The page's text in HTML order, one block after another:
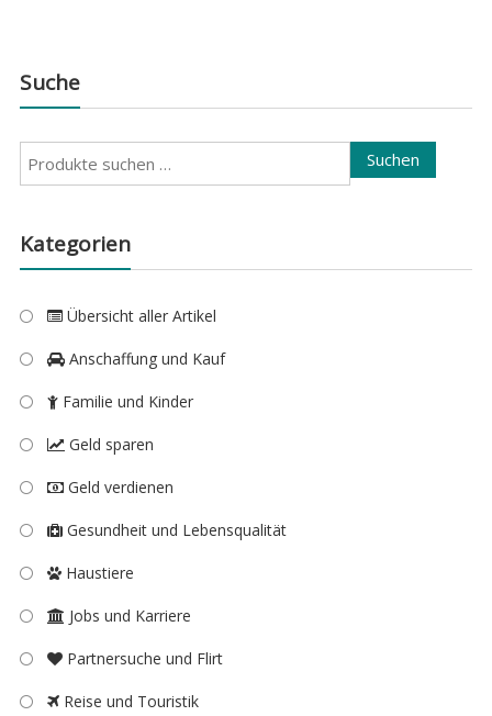
Suche
Suchen
nach:
Suchen
Kategorien
Übersicht aller Artikel
Anschaffung und Kauf
Familie und Kinder
Geld sparen
Geld verdienen
Gesundheit und Lebensqualität
Haustiere
Jobs und Karriere
Partnersuche und Flirt
Reise und Touristik